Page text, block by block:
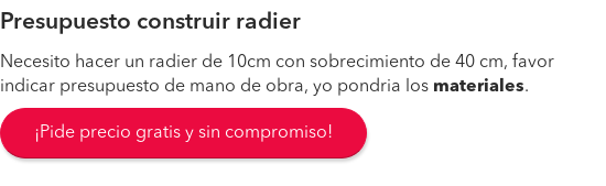
Presupuesto construir radier
Necesito hacer un radier de 10cm con sobrecimiento de 40 cm, favor
indicar presupuesto de mano de obra, yo pondria los materiales.
¡Pide precio gratis y sin compromiso!